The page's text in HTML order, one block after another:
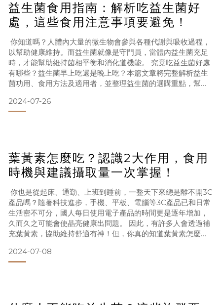
益生菌食用指南：解析吃益生菌好
處，這些食用注意事項要避免！
你知道嗎？人體內大量的微生物會參與各種代謝與吸收過程，
以幫助健康維持。而益生菌就像是守門員，當體內益生菌充足
時，才能幫助維持菌相平衡和消化道機能。 究竟吃益生菌好處
有哪些？益生菌早上吃還是晚上吃？本篇文章將完整解析益生
菌功用、食用方法及適用者，並整理益生菌的選購重點，幫助
握！現代多數人的生活型態，總是離不開繁忙的工作和餐餐精
緻的外食，長期下來容易導致營養不均衡，進而影響整體健康
2024-07-26
葉黃素怎麼吃？認識2大作用，食用
時機與建議攝取量一次掌握！
你也是從起床、通勤、上班到睡前，一整天下來總是離不開3C
產品嗎？隨著科技進步，手機、平板、電腦等3C產品已和日常
生活密不可分，國人每日使用電子產品的時間更是逐年增加，
久而久之可能會使晶亮健康出問題。 因此，有許多人會透過補
充葉黃素，協助維持舒適有神！但，你真的知道葉黃素怎麼吃
法，並整理葉黃素的4個挑選重點，幫助維持光采動人！ 葉黃
素有用嗎？了解什麼是葉黃素！ 葉黃素(lutein)，是一種天然
2024-07-08